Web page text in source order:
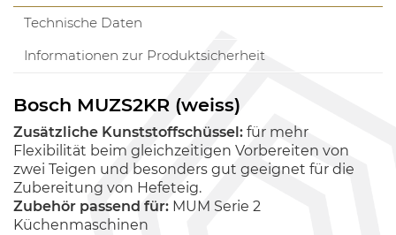
Technische Daten
Informationen zur Produktsicherheit
Bosch MUZS2KR (weiss)
Zusätzliche Kunststoffschüssel: für mehr
Flexibilität beim gleichzeitigen Vorbereiten von
zwei Teigen und besonders gut geeignet für die
Zubereitung von Hefeteig.
Zubehör passend für: MUM Serie 2
Küchenmaschinen